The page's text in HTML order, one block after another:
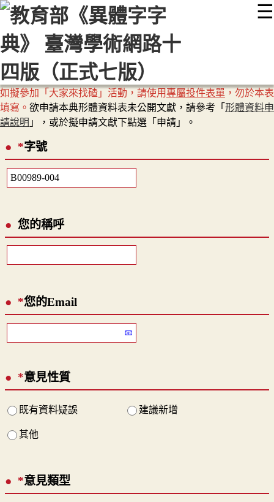
☰
::: 最新消息 常見問題 編輯說明
顯示模式
如擬參加「大家來找碴」活動，請使用專屬投件表單 ，勿於本表
填寫。 欲申請本典形體資料表未公開文獻，請參考「 形體資料申
請說明 」，或於擬申請文獻下點選「申請」。
*字號
您的稱呼
*您的Email
*意見性質
既有資料疑誤 建議新增
其他
*意見類型